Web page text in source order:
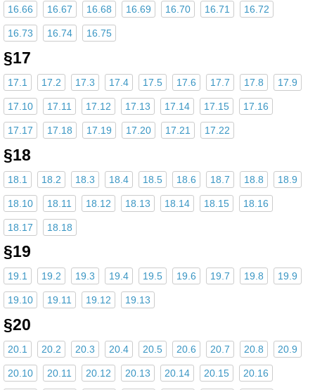
16.66 16.67 16.68 16.69 16.70 16.71 16.72
16.73 16.74 16.75
§17
17.1 17.2 17.3 17.4 17.5 17.6 17.7 17.8 17.9
17.10 17.11 17.12 17.13 17.14 17.15 17.16
17.17 17.18 17.19 17.20 17.21 17.22
§18
18.1 18.2 18.3 18.4 18.5 18.6 18.7 18.8 18.9
18.10 18.11 18.12 18.13 18.14 18.15 18.16
18.17 18.18
§19
19.1 19.2 19.3 19.4 19.5 19.6 19.7 19.8 19.9
19.10 19.11 19.12 19.13
§20
20.1 20.2 20.3 20.4 20.5 20.6 20.7 20.8 20.9
20.10 20.11 20.12 20.13 20.14 20.15 20.16